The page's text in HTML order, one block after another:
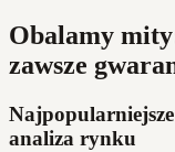
Obalamy
zawsze
analiza rynku